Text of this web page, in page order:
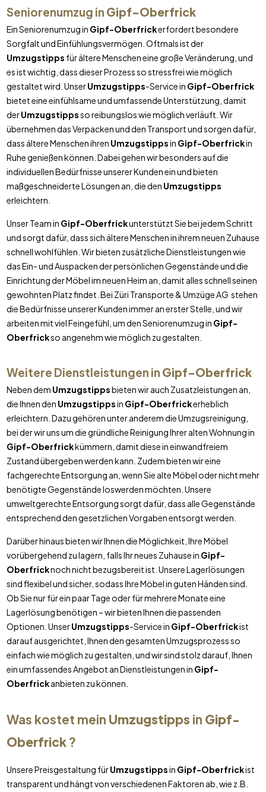
Seniorenumzug in Gipf-Oberfrick
Ein Seniorenumzug in Gipf-Oberfrickerfordert besondere
Sorgfalt und Einfühlungsvermögen. Oftmals ist der
Umzugstipps für ältere Menschen eine große Veränderung, und
es ist wichtig, dass dieser Prozess so stressfrei wie möglich
gestaltet wird. UnserUmzugstipps-Service in Gipf-Oberfrick
bietet eine einfühlsame und umfassende Unterstützung, damit
derUmzugstippsso reibungslos wie möglich verläuft. Wir
übernehmen das Verpacken und den Transport und sorgen dafür,
dass ältere Menschen ihren Umzugstippsin Gipf-Oberfrickin
Ruhe genießen können. Dabei gehen wir besonders auf die
individuellen Bedürfnisse unserer Kunden ein und bieten
maßgeschneiderte Lösungen an, die den Umzugstipps
erleichtern.
Unser Team in Gipf-Oberfrickunterstützt Sie bei jedem Schritt
und sorgt dafür, dass sich ältere Menschen in ihrem neuen Zuhause
schnell wohlfühlen. Wir bieten zusätzliche Dienstleistungen wie
das Ein- und Auspacken der persönlichen Gegenstände und die
Einrichtung der Möbel im neuen Heim an, damit alles schnell seinen
gewohnten Platz findet. Bei Züri Transporte & Umzüge AG stehen
die Bedürfnisse unserer Kunden immer an erster Stelle, und wir
arbeiten mit viel Feingefühl, um den Seniorenumzug in Gipf-
Oberfrickso angenehm wie möglich zu gestalten.
Weitere Dienstleistungen in Gipf-Oberfrick
Neben dem Umzugstippsbieten wir auch Zusatzleistungen an,
die Ihnen den Umzugstippsin Gipf-Oberfrickerheblich
erleichtern. Dazu gehören unter anderem die Umzugsreinigung,
bei der wir uns um die gründliche Reinigung Ihrer alten Wohnung in
Gipf-Oberfrickkümmern, damit diese in einwandfreiem
Zustand übergeben werden kann. Zudem bieten wir eine
fachgerechte Entsorgung an, wenn Sie alte Möbel oder nicht mehr
benötigte Gegenstände loswerden möchten. Unsere
umweltgerechte Entsorgung sorgt dafür, dass alle Gegenstände
entsprechend den gesetzlichen Vorgaben entsorgt werden.
Darüber hinaus bieten wir Ihnen die Möglichkeit, Ihre Möbel
vorübergehend zu lagern, falls Ihr neues Zuhause in Gipf-
Oberfricknoch nicht bezugsbereit ist. Unsere Lagerlösungen
sind flexibel und sicher, sodass Ihre Möbel in guten Händen sind.
Ob Sie nur für ein paar Tage oder für mehrere Monate eine
Lagerlösung benötigen – wir bieten Ihnen die passenden
Optionen. UnserUmzugstipps-Service in Gipf-Oberfrickist
darauf ausgerichtet, Ihnen den gesamten Umzugsprozess so
einfach wie möglich zu gestalten, und wir sind stolz darauf, Ihnen
ein umfassendes Angebot an Dienstleistungen in Gipf-
Oberfrickanbieten zu können.
Was kostet mein Umzugstipps in Gipf-
Oberfrick?
Unsere Preisgestaltung fürUmzugstippsin Gipf-Oberfrickist
transparent und hängt von verschiedenen Faktoren ab, wie z.B.